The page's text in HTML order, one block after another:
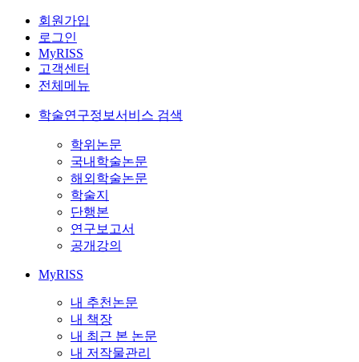
회원가입
로그인
MyRISS
고객센터
전체메뉴
학술연구정보서비스 검색
학위논문
국내학술논문
해외학술논문
학술지
단행본
연구보고서
공개강의
MyRISS
내 추천논문
내 책장
내 최근 본 논문
내 저작물관리